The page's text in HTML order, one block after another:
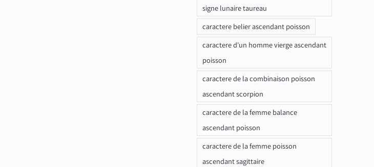
signe lunaire taureau
caractere belier ascendant poisson
caractere d'un homme vierge ascendant
poisson
caractere de la combinaison poisson
ascendant scorpion
caractere de la femme balance
ascendant poisson
caractere de la femme poisson
ascendant sagittaire